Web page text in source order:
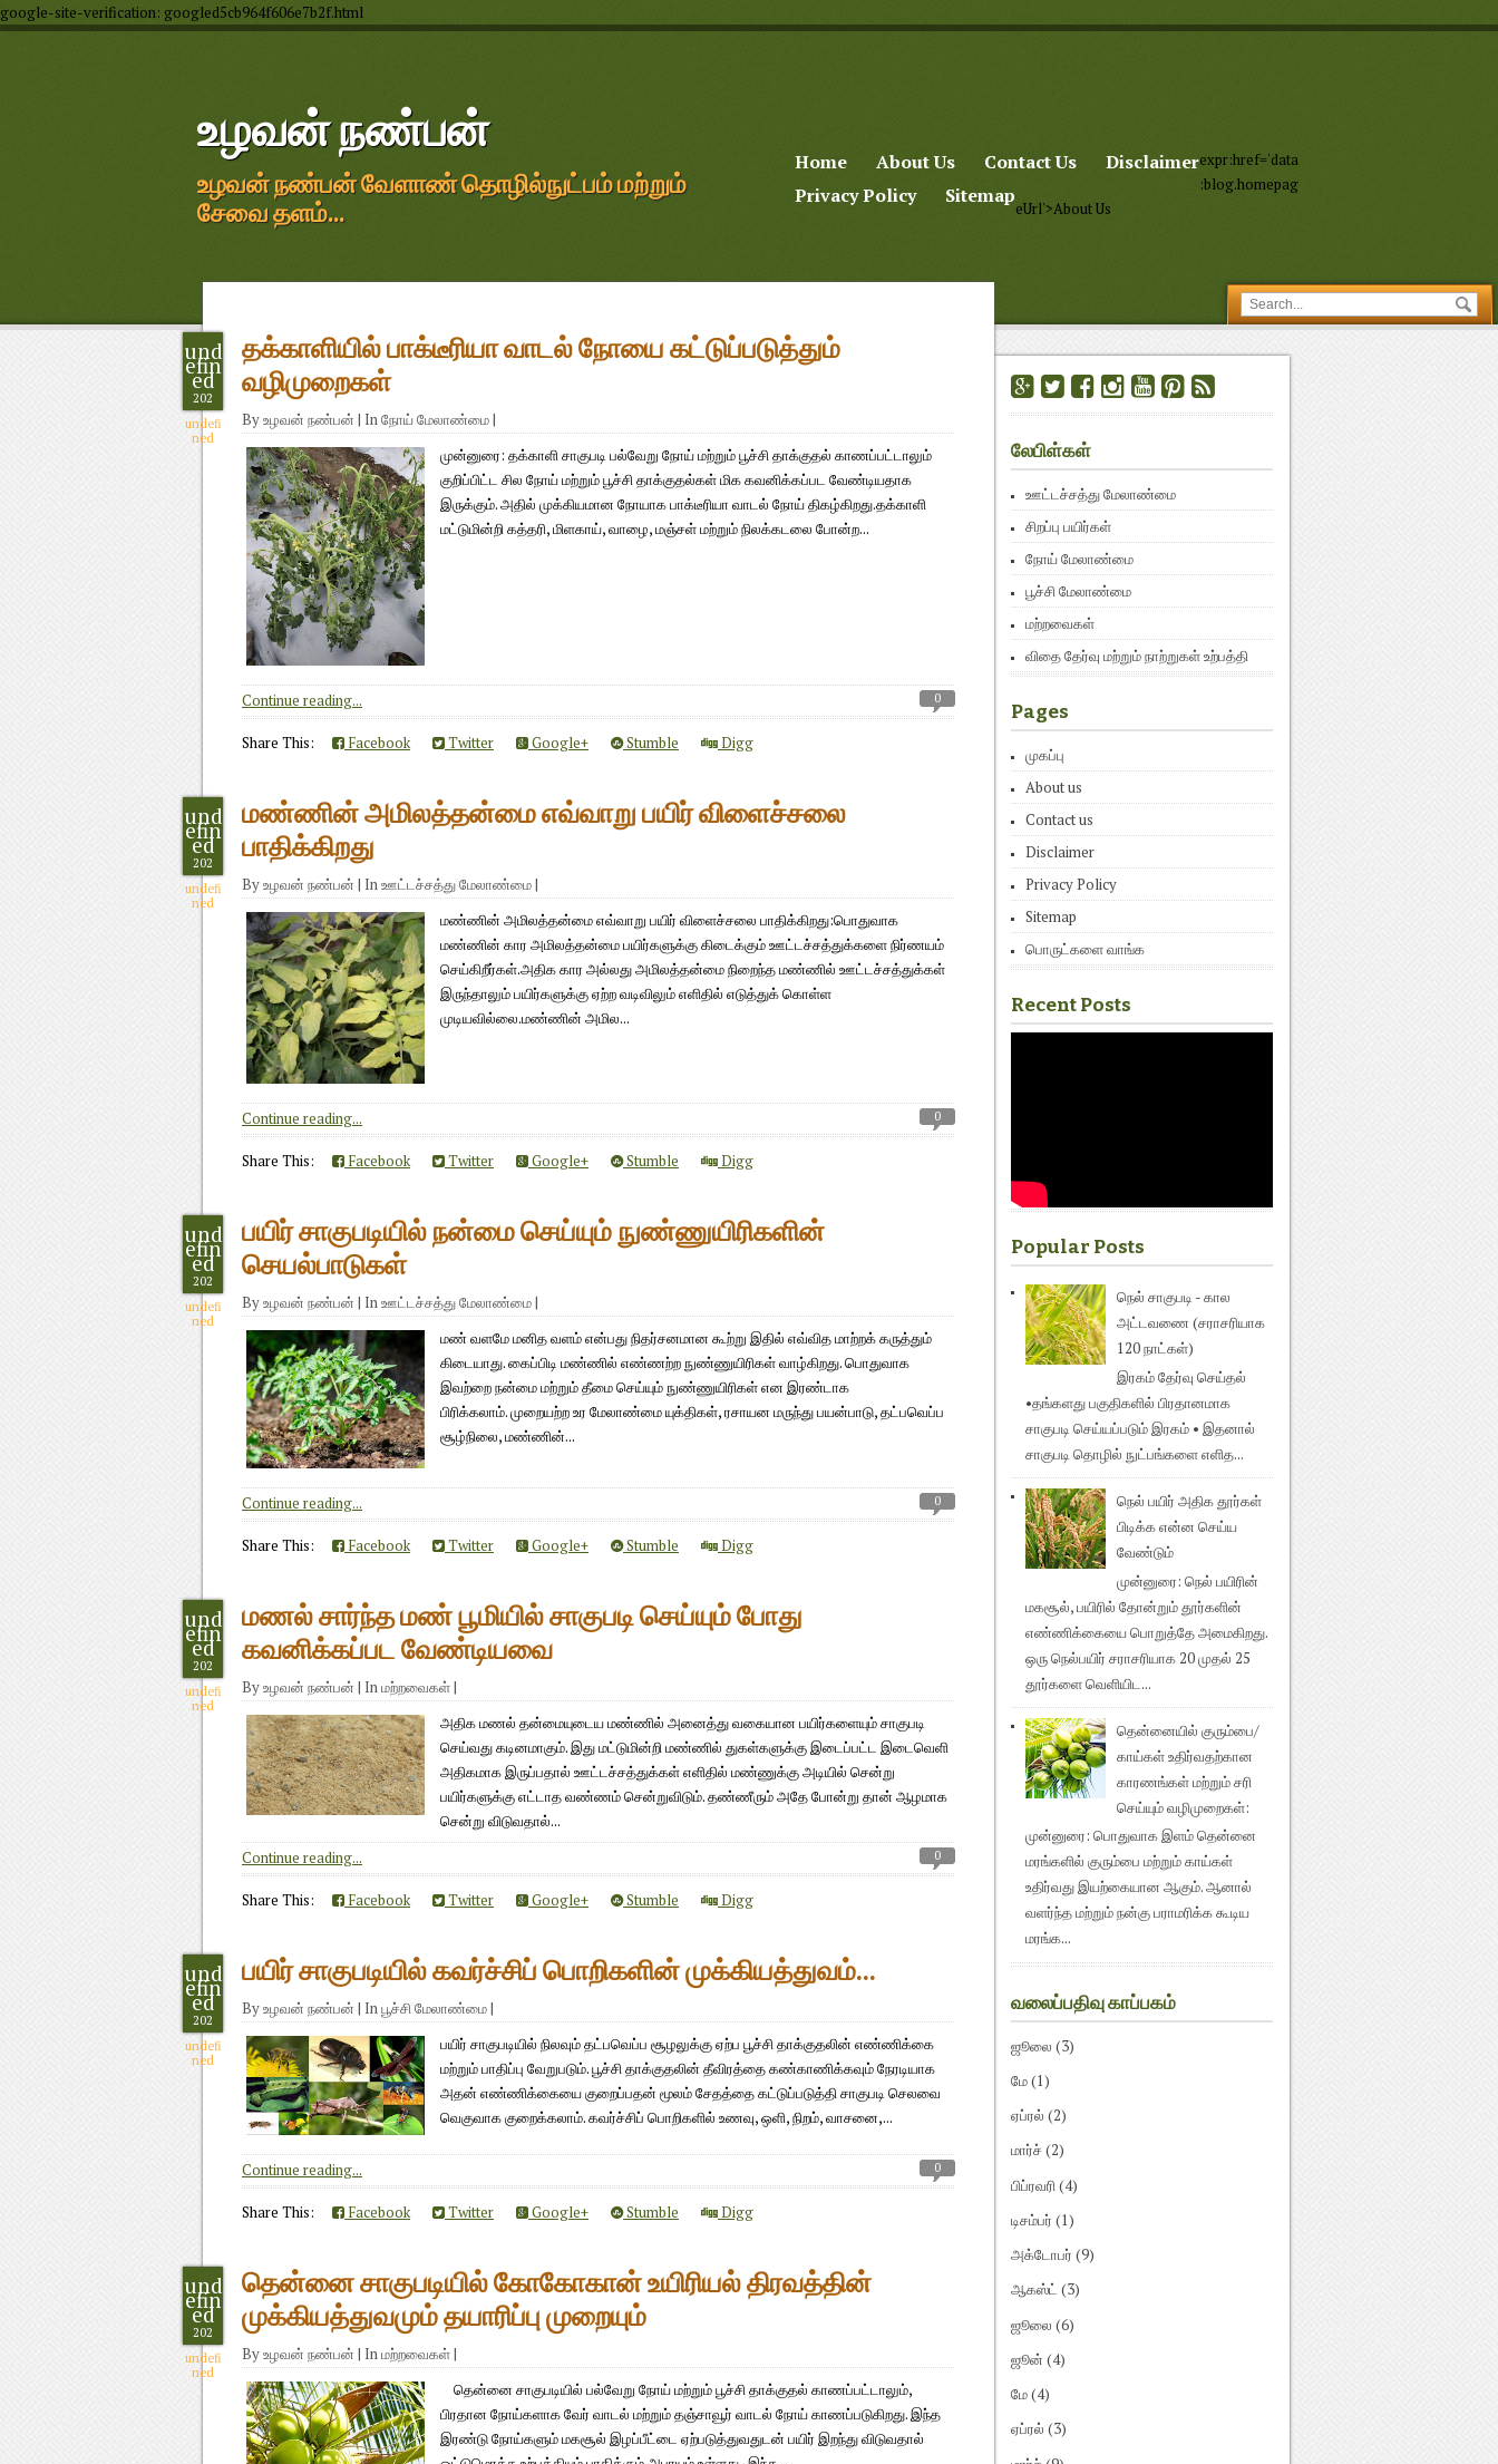
google-site-verification: googled5cb964f606e7b2f.html
உழவன் நண்பன்
உழவன் நண்பன் வேளாண் தொழில்நுட்பம் மற்றும்
சேவை தளம்...
Home About Us Contact Us
Disclaimer
Privacy Policy
Sitemap
expr:href='data
:blog.homepag
eUrl'>About Us
தக்காளியில் பாக்டீரியா வாடல் நோயை கட்டுப்படுத்தும்
வழிமுறைகள்
Byஉழவன் நண்பன் | Inநோய் மேலாண்மை|
முன்னுரை: தக்காளி சாகுபடி பல்வேறு நோய் மற்றும் பூச்சி தாக்குதல் காணப்பட்டாலும்
குறிப்பிட்ட சில நோய் மற்றும் பூச்சி தாக்குதல்கள் மிக கவனிக்கப்பட வேண்டியதாக
இருக்கும். அதில் முக்கியமான நோயாக பாக்டீரியா வாடல் நோய் திகழ்கிறது.தக்காளி
மட்டுமின்றி கத்தரி, மிளகாய், வாழை, மஞ்சள் மற்றும் நிலக்கடலை போன்ற...
Continue reading... 0
und
efin
ed
202
undefi
ned
Share This: Facebook Twitter Google+ Stumble Digg
மண்ணின் அமிலத்தன்மை எவ்வாறு பயிர் விளைச்சலை
பாதிக்கிறது
Byஉழவன் நண்பன் | In ஊட்டச்சத்து மேலாண்மை|
மண்ணின் அமிலத்தன்மை எவ்வாறு பயிர் விளைச்சலை பாதிக்கிறது:பொதுவாக
மண்ணின் கார அமிலத்தன்மை பயிர்களுக்கு கிடைக்கும் ஊட்டச்சத்துக்களை நிர்ணயம்
செய்கிறீர்கள்.அதிக கார அல்லது அமிலத்தன்மை நிறைந்த மண்ணில் ஊட்டச்சத்துக்கள்
இருந்தாலும் பயிர்களுக்கு ஏற்ற வடிவிலும் எளிதில் எடுத்துக் கொள்ள
முடியவில்லை.மண்ணின் அமில...
Continue reading... 0
und
efin
ed
202
undefi
ned
Share This: Facebook Twitter Google+ Stumble Digg
பயிர் சாகுபடியில் நன்மை செய்யும் நுண்ணுயிரிகளின்
செயல்பாடுகள்
Byஉழவன் நண்பன் | Inஊட்டச்சத்து மேலாண்மை|
மண் வளமே மனித வளம் என்பது நிதர்சனமான கூற்று இதில் எவ்வித மாற்றக் கருத்தும்
கிடையாது. கைப்பிடி மண்ணில் எண்ணற்ற நுண்ணுயிரிகள் வாழ்கிறது. பொதுவாக
இவற்றை நன்மை மற்றும் தீமை செய்யும் நுண்ணுயிரிகள் என இரண்டாக
பிரிக்கலாம். முறையற்ற உர மேலாண்மை யுக்திகள், ரசாயன மருந்து பயன்பாடு, தட்பவெப்ப
சூழ்நிலை, மண்ணின்...
Continue reading... 0
und
efin
ed
202
undefi
ned
Share This: Facebook Twitter Google+ Stumble Digg
மணல் சார்ந்த மண் பூமியில் சாகுபடி செய்யும் போது
கவனிக்கப்பட வேண்டியவை
Byஉழவன் நண்பன் | In மற்றவைகள்|
அதிக மணல் தன்மையுடைய மண்ணில் அனைத்து வகையான பயிர்களையும் சாகுபடி
செய்வது கடினமாகும். இது மட்டுமின்றி மண்ணில் துகள்களுக்கு இடைப்பட்ட இடைவெளி
அதிகமாக இருப்பதால் ஊட்டச்சத்துக்கள் எளிதில் மண்ணுக்கு அடியில் சென்று
பயிர்களுக்கு எட்டாத வண்ணம் சென்றுவிடும். தண்ணீரும் அதே போன்று தான் ஆழமாக
சென்று விடுவதால்...
Continue reading...
0
und
efin
ed
202
undefi
ned
Share This: Facebook Twitter Google+ Stumble Digg
பயிர் சாகுபடியில் கவர்ச்சிப் பொறிகளின் முக்கியத்துவம்...
Byஉழவன் நண்பன் | In பூச்சி மேலாண்மை|
பயிர் சாகுபடியில் நிலவும் தட்பவெப்ப சூழலுக்கு ஏற்ப பூச்சி தாக்குதலின் எண்ணிக்கை
மற்றும் பாதிப்பு வேறுபடும். பூச்சி தாக்குதலின் தீவிரத்தை கண்காணிக்கவும் நேரடியாக
அதன் எண்ணிக்கையை குறைப்பதன் மூலம் சேதத்தை கட்டுப்படுத்தி சாகுபடி செலவை
வெகுவாக குறைக்கலாம். கவர்ச்சிப் பொறிகளில் உணவு, ஒளி, நிறம், வாசனை,...
Continue reading... 0
und
efin
ed
202
undefi
ned
Share This: Facebook Twitter Google+ Stumble Digg
தென்னை சாகுபடியில் கோகோகான் உயிரியல் திரவத்தின்
முக்கியத்துவமும் தயாரிப்பு முறையும்
Byஉழவன் நண்பன் | Inமற்றவைகள்|
தென்னை சாகுபடியில் பல்வேறு நோய் மற்றும் பூச்சி தாக்குதல் காணப்பட்டாலும்,
பிரதான நோய்களாக வேர் வாடல் மற்றும் தஞ்சாவூர் வாடல் நோய் காணப்படுகிறது. இந்த
இரண்டு நோய்களும் மகசூல் இழப்பீட்டை ஏற்படுத்துவதுடன் பயிர் இறந்து விடுவதால்
und
efin
ed
202
undefi
ned
லேபிள்கள்
ஊட்டச்சத்து மேலாண்மை
சிறப்பு பயிர்கள்
நோய் மேலாண்மை
பூச்சி மேலாண்மை
மற்றவைகள்
விதை தேர்வு மற்றும் நாற்றுகள் உற்பத்தி
Pages
முகப்பு
About us
Contact us
Disclaimer
Privacy Policy
Sitemap
பொருட்களை வாங்க
Recent Posts
Popular Posts
நெல் சாகுபடி - கால
அட்டவணை (சராசரியாக
120 நாட்கள்)
இரகம் தேர்வு செய்தல்
•தங்களது பகுதிகளில் பிரதானமாக
சாகுபடி செய்யப்படும் இரகம் • இதனால்
சாகுபடி தொழில் நுட்பங்களை எளித...
நெல் பயிர் அதிக தூர்கள்
பிடிக்க என்ன செய்ய
வேண்டும்
முன்னுரை: நெல் பயிரின்
மகசூல், பயிரில் தோன்றும் தூர்களின்
எண்ணிக்கையை பொறுத்தே அமைகிறது.
ஒரு நெல்பயிர் சராசரியாக 20 முதல் 25
தூர்களை வெளியிட...
தென்னையில் குரும்பை/
காய்கள் உதிர்வதற்கான
காரணங்கள் மற்றும் சரி
செய்யும் வழிமுறைகள்:
முன்னுரை: பொதுவாக இளம் தென்னை
மரங்களில் குரும்பை மற்றும் காய்கள்
உதிர்வது இயற்கையான ஆகும். ஆனால்
வளர்ந்த மற்றும் நன்கு பராமரிக்க கூடிய
மரங்க...
வலைப்பதிவு காப்பகம்
ஜூலை (3)
மே(1)
ஏப்ரல் (2)
மார்ச்(2)
பிப்ரவரி (4)
டிசம்பர் (1)
அக்டோபர் (9)
ஆகஸ்ட் (3)
ஜூலை (6)
ஜூன் (4)
மே(4)
ஏப்ரல் (3)